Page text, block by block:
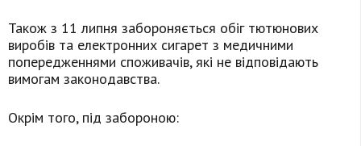
Також з 11 липня забороняється обіг тютюнових
виробів та електронних сигарет з медичними
попередженнями споживачів, які не відповідають
вимогам законодавства.
Окрім того, під забороною: